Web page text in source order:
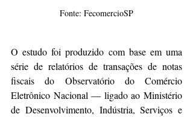
Fonte: FecomercioSP
O estudo foi produzido com base em uma
série de relatórios de transações de notas
fiscais do Observatório do Comércio
Eletrônico Nacional — ligado ao Ministério
de Desenvolvimento, Indústria, Serviços e